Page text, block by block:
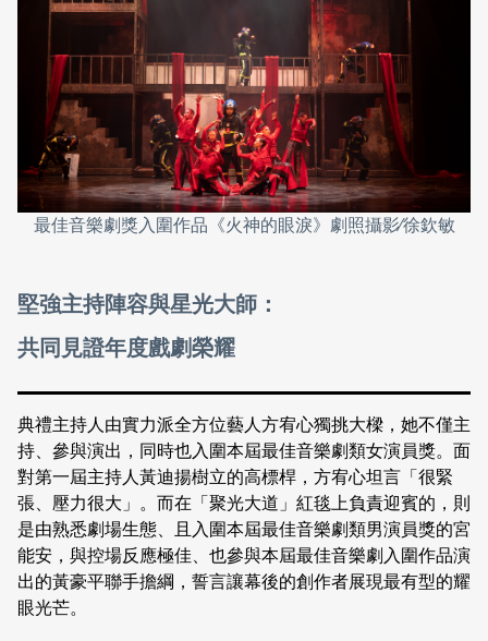
最佳音樂劇獎入圍作品《火神的眼淚》劇照攝影∕徐欽敏
堅強主持陣容與星光大師：
共同見證年度戲劇榮耀
典禮主持人由實力派全方位藝人方宥心獨挑大樑，她不僅主
持、參與演出，同時也入圍本屆最佳音樂劇類女演員獎。面
對第一屆主持人黃迪揚樹立的高標桿，方宥心坦言「很緊
張、壓力很大」。而在「聚光大道」紅毯上負責迎賓的，則
是由熟悉劇場生態、且入圍本屆最佳音樂劇類男演員獎的宮
能安，與控場反應極佳、也參與本屆最佳音樂劇入圍作品演
出的黃豪平聯手擔綱，誓言讓幕後的創作者展現最有型的耀
眼光芒。